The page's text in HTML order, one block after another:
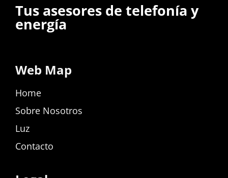
Tus asesores de telefonía y
energía
Web Map
Home
Sobre Nosotros
Luz
Contacto